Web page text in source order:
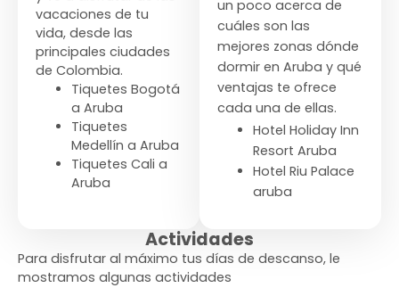
vacaciones de tu
vida, desde las
principales ciudades
de Colombia.
Tiquetes Bogotá
a Aruba
Tiquetes
Medellín a Aruba
Tiquetes Cali a
Aruba
un poco acerca de
cuáles son las
mejores zonas dónde
dormir en Aruba y qué
ventajas te ofrece
cada una de ellas.
Hotel Holiday Inn
Resort Aruba
Hotel Riu Palace
aruba
Actividades
Para disfrutar al máximo tus días de descanso, le
mostramos algunas actividades